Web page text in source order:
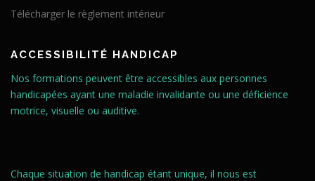
Télécharger le règlement intérieur
ACCESSIBILITÉ HANDICAP
Nos formations peuvent être accessibles aux personnes
handicapées ayant une maladie invalidante ou une déficience
motrice, visuelle ou auditive.
Chaque situation de handicap étant unique, il nous est